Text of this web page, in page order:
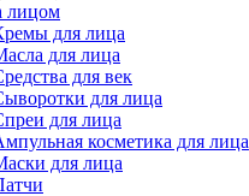
лицом
для лица
для лица
для век
для лица
для лица
косметика для лица
для лица